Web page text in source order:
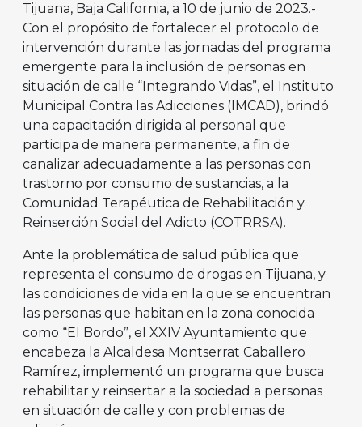
Tijuana, Baja California, a 10 de junio de 2023.-
Con el propósito de fortalecer el protocolo de
intervención durante las jornadas del programa
emergente para la inclusión de personas en
situación de calle “Integrando Vidas”, el Instituto
Municipal Contra las Adicciones (IMCAD), brindó
una capacitación dirigida al personal que
participa de manera permanente, a fin de
canalizar adecuadamente a las personas con
trastorno por consumo de sustancias, a la
Comunidad Terapéutica de Rehabilitación y
Reinserción Social del Adicto (COTRRSA).
Ante la problemática de salud pública que
representa el consumo de drogas en Tijuana, y
las condiciones de vida en la que se encuentran
las personas que habitan en la zona conocida
como “El Bordo”, el XXIV Ayuntamiento que
encabeza la Alcaldesa Montserrat Caballero
Ramírez, implementó un programa que busca
rehabilitar y reinsertar a la sociedad a personas
en situación de calle y con problemas de